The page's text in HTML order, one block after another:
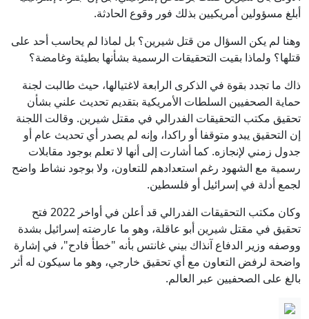
أبلغ مسؤولين أمريكيين بذلك فور وقوع الحادثة.
وهنا لم يكن السؤال من قتل شيرين؟ بل لماذا لم يحاسب أحد على
قتلها؟ ولماذا بقيت التحقيقات الرسمية بشأنها بطيئة وغامضة؟
ذاك ما تجدد بقوة في الذكرى الرابعة لاغتيالها، حيث طالبت لجنة
حماية الصحفيين السلطات الأمريكية بتقديم تحديث علني بشأن
تحقيق مكتب التحقيقات الفدرالي في مقتل شيرين. وقالت اللجنة
إن التحقيق يبدو متوقفا أو راكدا، وإنه لم يصدر أي تحديث عام أو
جدول زمني لإنجازه. كما أشارت إلى أنها لا تعلم بوجود مقابلات
رسمية مع الشهود رغم استعدادهم للتعاون، ولا بوجود نشاط واضح
لجمع أدلة في إسرائيل أو فلسطين.
وكان مكتب التحقيقات الفدرالي قد أعلن في أواخر 2022 فتح
تحقيق في مقتل شيرين أبو عاقلة، وهو ما عارضته إسرائيل بشدة
ووصفه وزير الدفاع آنذاك بيني غانتس بأنه "خطأ فادح"، في إشارة
واضحة لرفض التعاون مع أي تحقيق خارجي، وهو ما سيكون له أثر
بالغ على الصحفيين عبر العالم.